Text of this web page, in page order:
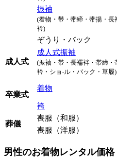
振袖
(着物・帯・帯締・帯揚・長
衿)
ぞうり・バック
成人式
成人式振袖
(振袖・帯・長襦袢・帯締・
衿・ショ-ル・バック・草履)
卒業式
着物
袴
葬儀
喪服（和服）
喪服（洋服）
男性のお着物レンタル価格